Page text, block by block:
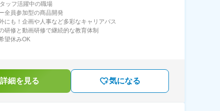
ッフ活躍中の職場
全員参加型の商品開発
にも！企画や人事など多彩なキャリアパス
研修と動画研修で継続的な教育体制
望休みOK
細を見る 気になる